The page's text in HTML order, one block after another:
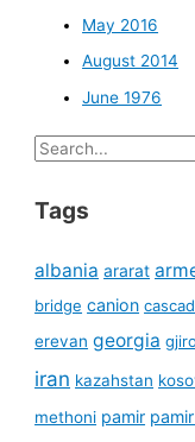
May 2016
August 2014
June 1976
Search
Tags
albania ararat
bridge canion
erevan georgia
iran kazahstan
methoni pamir